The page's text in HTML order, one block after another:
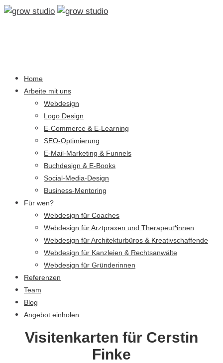
Home
Arbeite mit uns
Webdesign
Logo Design
E-Commerce & E-Learning
SEO-Optimierung
E-Mail-Marketing & Funnels
Buchdesign & E-Books
Social-Media-Design
Business-Mentoring
Für wen?
Webdesign für Coaches
Webdesign für Arztpraxen und Therapeut*innen
Webdesign für Architekturbüros & Kreativschaffende
Webdesign für Kanzleien & Rechtsanwälte
Webdesign für Gründerinnen
Referenzen
Team
Blog
Angebot einholen
Visitenkarten für Cerstin
Finke